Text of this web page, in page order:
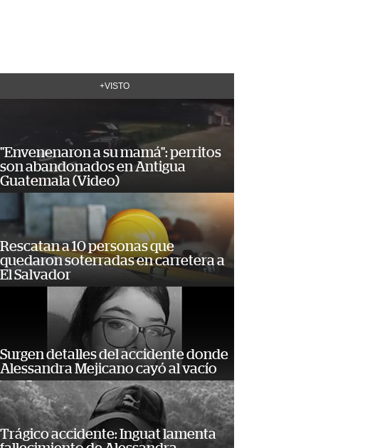
+VISTO
"Envenenaron a su mamá": perritos
son abandonados en Antigua
Guatemala (Video)
Rescatan a 10 personas que
quedaron soterradas en carretera a
El Salvador
Surgen detalles del accidente donde
Alessandra Mejicano cayó al vacío
Trágico accidente: Inguat lamenta